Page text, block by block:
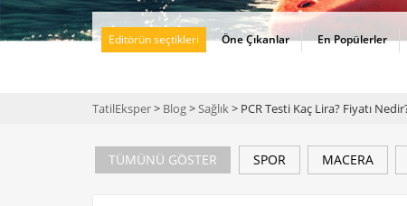
Editörün seçtikleri Öne Çıkanlar En Popülerler
TatilEksper> Blog>Sağlık> PCR Testi Kaç Lira? Fiyatı
TÜMÜNÜ GÖSTER SPOR MACERA